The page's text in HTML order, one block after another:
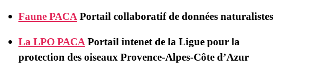
Faune PACAPortail collaboratif de données naturalistes
La LPO PACAPortail intenet de la Ligue pour la
protection des oiseaux Provence-Alpes-Côte d’Azur